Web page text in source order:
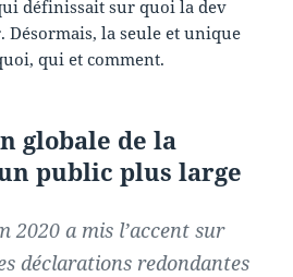
définissait sur quoi la dev
la seule et unique
qui et comment.
globale de la
public plus large
2020 a mis l’accent sur
déclarations redondantes